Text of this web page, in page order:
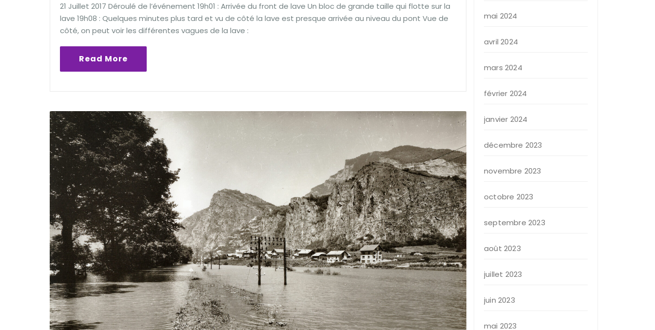
21 Juillet 2017 Déroulé de l’événement 19h01 : Arrivée du front de lave Un bloc de grande taille qui flotte sur la
lave 19h08 : Quelques minutes plus tard et vu de côté la lave est presque arrivée au niveau du pont Vue de
côté, on peut voir les différentes vagues de la lave :
Read More
mai 2024
avril 2024
mars 2024
février 2024
janvier 2024
décembre 2023
novembre 2023
octobre 2023
septembre 2023
août 2023
juillet 2023
juin 2023
mai 2023